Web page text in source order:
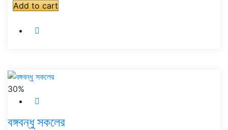
Add to cart
30%
বঙ্গবন্ধু সকলের